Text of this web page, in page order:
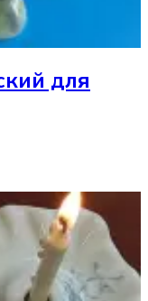
для